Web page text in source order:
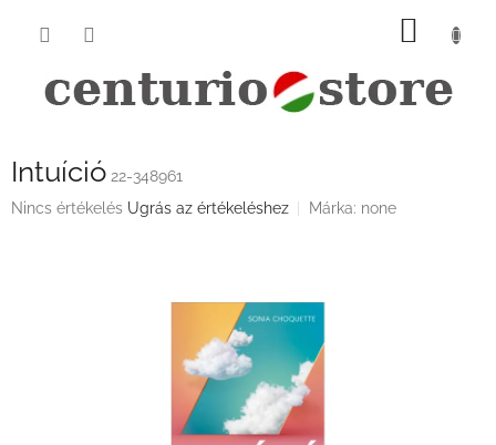
KOSÁR
Intuíció 22-348961
A
Nincs értékelés Ugrás az értékeléshez Márka: none